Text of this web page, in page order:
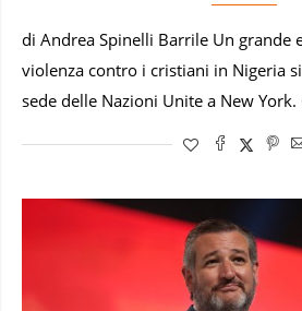
di Andrea Spinelli Barrile Un grande
violenza contro i cristiani in Nigeria
sede delle Nazioni Unite a New